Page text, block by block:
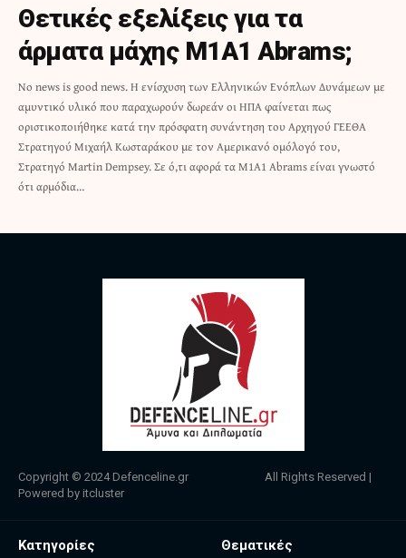
Θετικές εξελίξεις για τα
άρματα μάχης M1A1 Abrams;
No news is good news. Η ενίσχυση των Ελληνικών Ενόπλων Δυνάμεων με
αμυντικό υλικό που παραχωρούν δωρεάν οι ΗΠΑ φαίνεται πως
οριστικοποιήθηκε κατά την πρόσφατη συνάντηση του Αρχηγού ΓΕΕΘΑ
Στρατηγού Μιχαήλ Κωσταράκου με τον Αμερικανό ομόλογό του,
Στρατηγό Martin Dempsey. Σε ό,τι αφορά τα M1A1 Abrams είναι γνωστό
ότι αρμόδια…
Copyright © 2024 Defenceline.gr All Rights Reserved |
Powered by itcluster
Κατηγορίες Θεματικές